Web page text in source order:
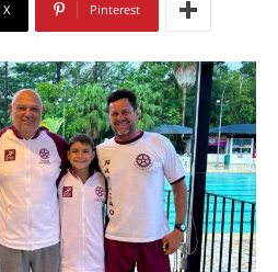
X Pinterest